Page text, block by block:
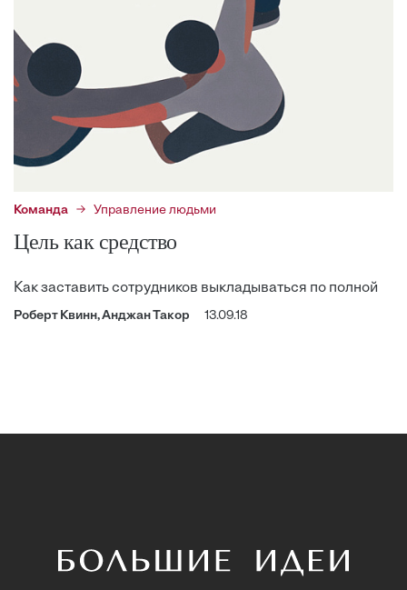
Команда Управление людьми
Цель как средство
Как заставить сотрудников выкладываться по полной
Роберт Квинн, Анджан Такор 13.09.18